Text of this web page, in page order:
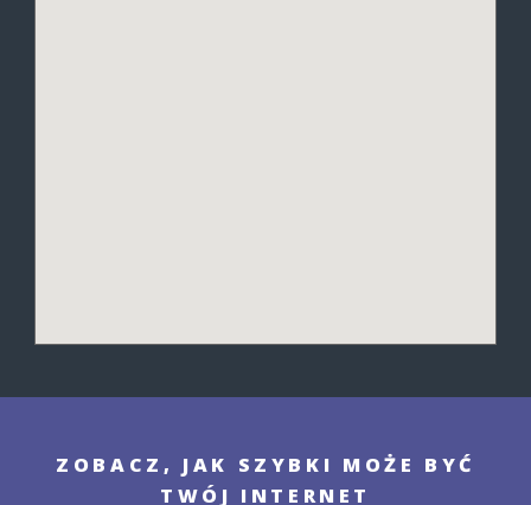
ZOBACZ, JAK SZYBKI MOŻE BYĆ
TWÓJ INTERNET